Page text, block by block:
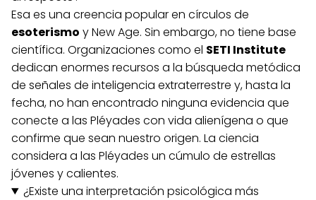
Esa es una creencia popular en círculos de
esoterismo y New Age. Sin embargo, no tiene base
científica. Organizaciones como el SETI Institute
dedican enormes recursos a la búsqueda metódica
de señales de inteligencia extraterrestre y, hasta la
fecha, no han encontrado ninguna evidencia que
conecte a las Pléyades con vida alienígena o que
confirme que sean nuestro origen. La ciencia
considera a las Pléyades un cúmulo de estrellas
jóvenes y calientes.
¿Existe una interpretación psicológica más